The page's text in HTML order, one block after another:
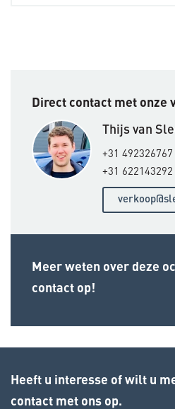
Meer weten over deze
contact op!
Direct contact met onze
Thijs van
+31 492326767
+31 622143292
Heeft u interesse of wilt u
contact met ons op.